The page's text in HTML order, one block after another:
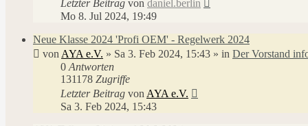
Letzter Beitrag von daniel.berlin
Mo 8. Jul 2024, 19:49
Neue Klasse 2024 'Profi OEM' - Regelwerk 2024
von AYA e.V. » Sa 3. Feb 2024, 15:43 » in Der Vorstand
0 Antworten
131178 Zugriffe
Letzter Beitrag von AYA e.V.
Sa 3. Feb 2024, 15:43